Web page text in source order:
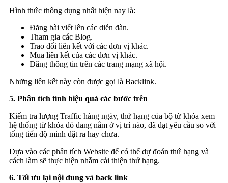
Hình thức thông dụng nhất hiện nay là:
Đăng bài viết lên các diễn đàn.
Tham gia các Blog.
Trao đổi liên kết với các đơn vị khác.
Mua liên kết của các đơn vị khác.
Đăng thông tin trên các trang mạng xã hội.
Những liên kết này còn được gọi là Backlink.
5. Phân tích tính hiệu quả các bước trên
Kiểm tra lượng Traffic hàng ngày, thứ hạng của bộ từ khóa xem
hệ thống từ khóa đó đang nằm ở vị trí nào, đã đạt yêu cầu so với
tổng tiến độ mình đặt ra hay chưa.
Dựa vào các phân tích Website để có thể dự đoán thứ hạng và
cách làm sẽ thực hiện nhằm cải thiện thứ hạng.
6. Tối ưu lại nội dung và back link